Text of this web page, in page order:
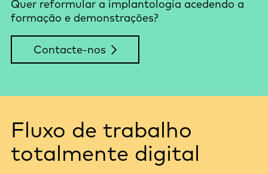
Quer reformular a implantologia acedendo a
formação e demonstrações?
Contacte-nos
Fluxo de trabalho
totalmente digital